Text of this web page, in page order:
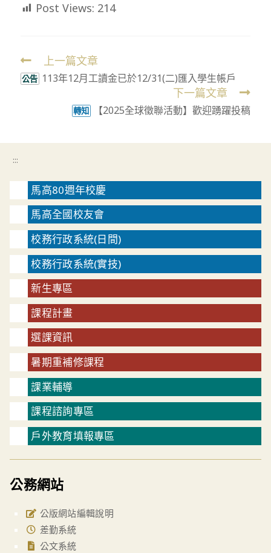
Post Views: 214
Read
more
上一篇文章
公告 113年12月工讀金已於12/31(二)匯入學生帳戶
下一篇文章
轉知 【2025全球徵聯活動】歡迎踴躍投稿
:::
馬高80週年校慶
馬高全國校友會
校務行政系統(日間)
校務行政系統(實技)
新生專區
課程計畫
選課資訊
暑期重補修課程
課業輔導
課程諮詢專區
戶外教育填報專區
公務網站
公版網站編輯說明
差勤系統
公文系統